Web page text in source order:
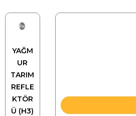
YAĞM
UR
TARIM
REFLE
KTÖR
Ü (H3)